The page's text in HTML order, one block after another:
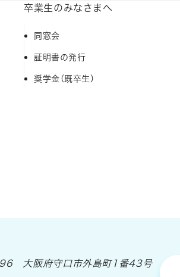
卒業生のみなさまへ
同窓会
証明書の発行
奨学金（既卒生）
大阪府守口市外島町1番43号